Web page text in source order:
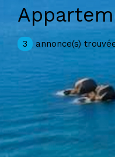
3 annonce(s)